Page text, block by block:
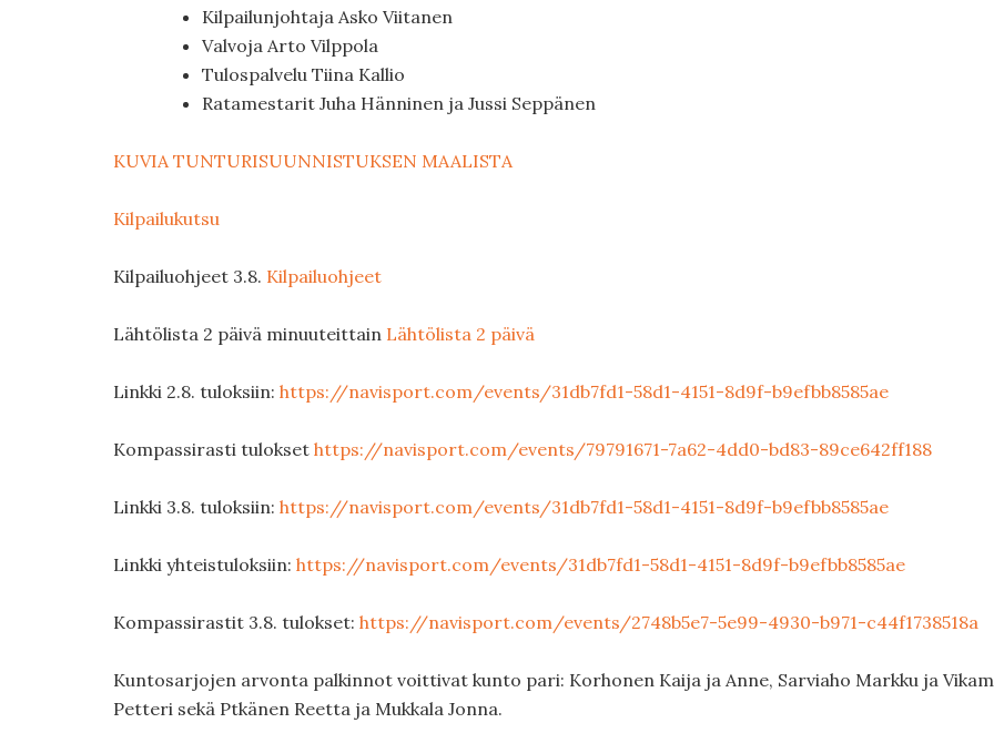
Kilpailunjohtaja Asko Viitanen
Valvoja Arto Vilppola
Tulospalvelu Tiina Kallio
Ratamestarit Juha Hänninen ja Jussi Seppänen
KUVIA TUNTURISUUNNISTUKSEN MAALISTA
Kilpailukutsu
Kilpailuohjeet 3.8. Kilpailuohjeet
Lähtölista 2 päivä minuuteittain Lähtölista 2 päivä
Linkki 2.8. tuloksiin: https://navisport.com/events/31db7fd1-58d1-4151-8d9f-b9efbb8585ae
Kompassirasti tulokset https://navisport.com/events/79791671-7a62-4dd0-bd83-89ce642ff188
Linkki 3.8. tuloksiin: https://navisport.com/events/31db7fd1-58d1-4151-8d9f-b9efbb8585ae
Linkki yhteistuloksiin: https://navisport.com/events/31db7fd1-58d1-4151-8d9f-b9efbb8585ae
Kompassirastit 3.8. tulokset: https://navisport.com/events/2748b5e7-5e99-4930-b971-c44f1738518a
Kuntosarjojen arvonta palkinnot voittivat kunto pari: Korhonen Kaija ja Anne, Sarviaho Markku ja
Petteri sekä Ptkänen Reetta ja Mukkala Jonna.